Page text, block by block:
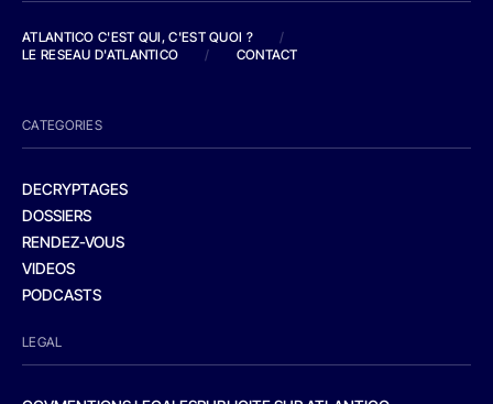
ATLANTICO C'EST QUI, C'EST QUOI ?
/
LE RESEAU D'ATLANTICO
/ CONTACT
CATEGORIES
DECRYPTAGES
DOSSIERS
RENDEZ-VOUS
VIDEOS
PODCASTS
LEGAL